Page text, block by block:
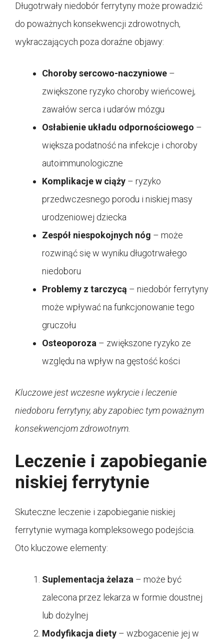
Długotrwały niedobór ferrytyny może prowadzić
do poważnych konsekwencji zdrowotnych,
wykraczających poza doraźne objawy:
Choroby sercowo-naczyniowe –
zwiększone ryzyko choroby wieńcowej,
zawałów serca i udarów mózgu
Osłabienie układu odpornościowego –
większa podatność na infekcje i choroby
autoimmunologiczne
Komplikacje w ciąży – ryzyko
przedwczesnego porodu i niskiej masy
urodzeniowej dziecka
Zespół niespokojnych nóg – może
rozwinąć się w wyniku długotrwałego
niedoboru
Problemy z tarczycą – niedobór ferrytyny
może wpływać na funkcjonowanie tego
gruczołu
Osteoporoza – zwiększone ryzyko ze
względu na wpływ na gęstość kości
Kluczowe jest wczesne wykrycie i leczenie
niedoboru ferrytyny, aby zapobiec tym poważnym
konsekwencjom zdrowotnym.
Leczenie i zapobieganie
niskiej ferrytynie
Skuteczne leczenie i zapobieganie niskiej
ferrytynie wymaga kompleksowego podejścia.
Oto kluczowe elementy:
Suplementacja żelaza – może być
zalecona przez lekarza w formie doustnej
lub dożylnej
Modyfikacja diety – wzbogacenie jej w